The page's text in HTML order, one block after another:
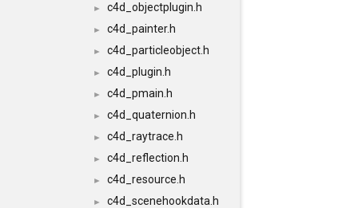
► c4d_objectplugin.h
► c4d_painter.h
► c4d_particleobject.h
► c4d_plugin.h
► c4d_pmain.h
► c4d_quaternion.h
► c4d_raytrace.h
► c4d_reflection.h
► c4d_resource.h
►
c4d_scenehookdata.h